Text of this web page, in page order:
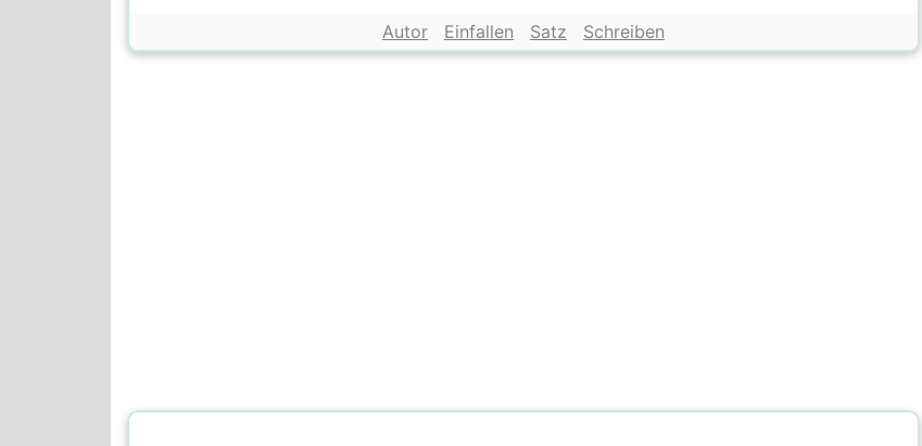
Autor Einfallen Satz Schreiben